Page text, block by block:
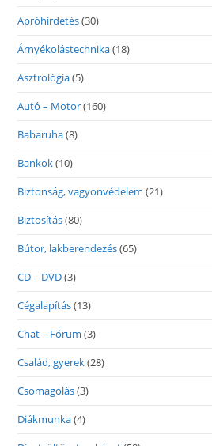
Apróhirdetés(30)
Árnyékolástechnika(18)
Asztrológia(5)
Autó – Motor(160)
Babaruha(8)
Bankok(10)
Biztonság, vagyonvédelem (21)
Biztosítás(80)
Bútor, lakberendezés(65)
CD – DVD(3)
Cégalapítás(13)
Chat – Fórum (3)
Család, gyerek(28)
Csomagolás(3)
Diákmunka(4)